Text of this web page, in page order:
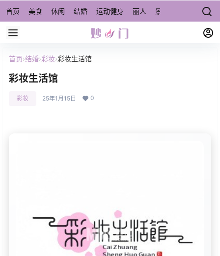
首页 美食 休闲 结婚 运动健身 丽人 景点/周边游 宠物
首页›结婚›彩妆›彩妆生活馆
彩妆生活馆
彩妆 25年1月15日 0